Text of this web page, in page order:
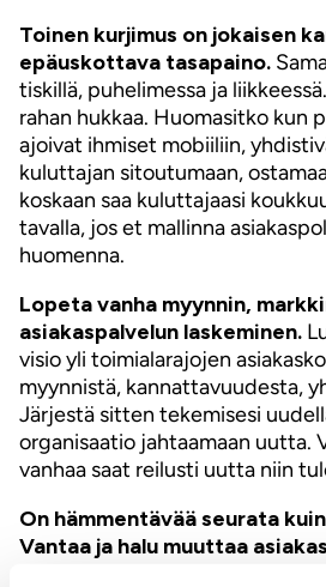
Toinen kurjimus on jokaisen
epäuskottava tasapaino.
tiskillä, puhelimessa ja
rahan hukkaa. Huomasitko kun
ajoivat ihmiset mobiiliin,
kuluttajan sitoutumaan,
koskaan saa kuluttajaasi
tavalla, jos et mallinna
huomenna.
Lopeta vanha myynnin,
asiakaspalvelun laskeminen.
visio yli toimialarajojen
myynnistä, kannattavuudesta,
Järjestä sitten tekemisesi
organisaatio jahtaamaan uutta.
vanhaa saat reilusti uutta niin
On hämmentävää seurata
Vantaa ja halu muuttaa